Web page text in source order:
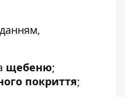
щебеню;
покриття;